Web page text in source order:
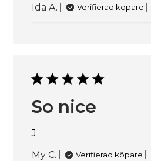
Ida A.
Verifierad köpare
So nice
J
My C.
Verifierad köpare